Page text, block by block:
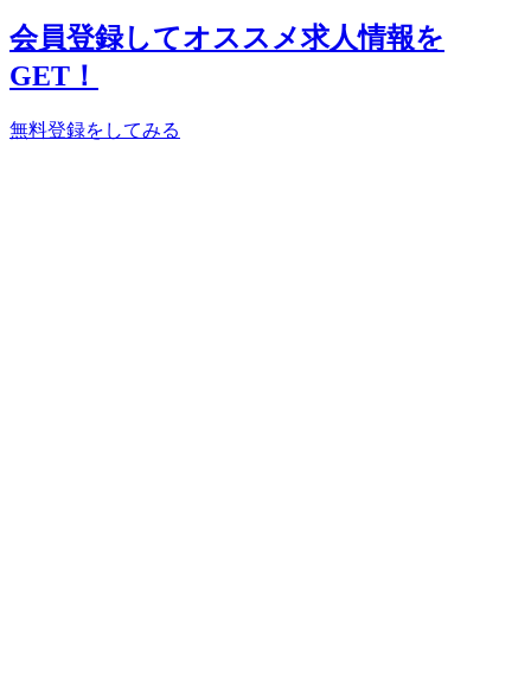
会員登録してオススメ求人情報を
GET！
無料登録をしてみる